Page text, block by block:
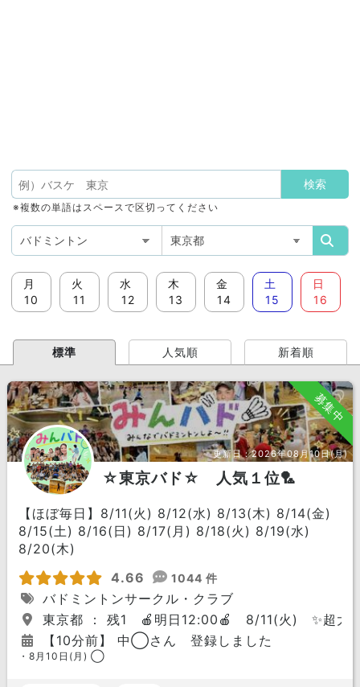
※複数の単語はスペースで区切ってください
月
10
火
11
水
12
木
13
金
14
土
15
日
16
標準 人気順 新着順
募集中
更新日：2026年08月10日(月)
☆東京バド☆ 人気１位🏸
【ほぼ毎日】8/11(火) 8/12(水) 8/13(木) 8/14(金)
8/15(土) 8/16(日) 8/17(月) 8/18(火) 8/19(水)
8/20(木)
4.66
1044 件
バドミントンサークル・クラブ
東京都 ： 残1 🍎明日12:00🍎 8/11(火) ✨超大
【10分前】 中◯さん 登録しました
・8月10日(月) ◯